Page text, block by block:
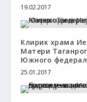
19.02.2017
Клирик храма
Матери
Южного
25.01.2017